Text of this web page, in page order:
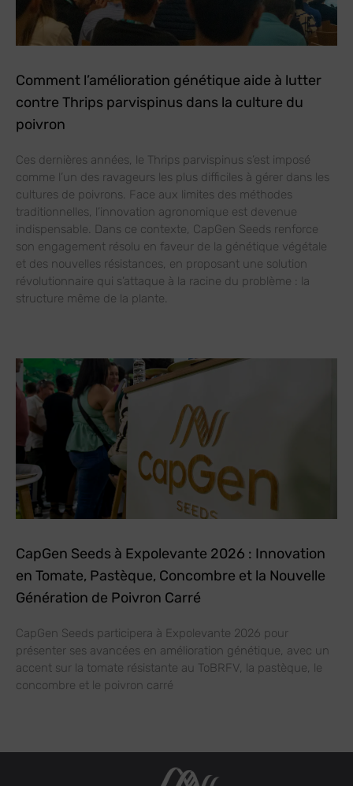
Comment l’amélioration génétique aide à lutter
contre Thrips parvispinus dans la culture du
poivron
Ces dernières années, le Thrips parvispinus s’est imposé
comme l’un des ravageurs les plus difficiles à gérer dans les
cultures de poivrons. Face aux limites des méthodes
traditionnelles, l’innovation agronomique est devenue
indispensable. Dans ce contexte, CapGen Seeds renforce
son engagement résolu en faveur de la génétique végétale
et des nouvelles résistances, en proposant une solution
révolutionnaire qui s’attaque à la racine du problème : la
structure même de la plante.
CapGen Seeds à Expolevante 2026 : Innovation
en Tomate, Pastèque, Concombre et la Nouvelle
Génération de Poivron Carré
CapGen Seeds participera à Expolevante 2026 pour
présenter ses avancées en amélioration génétique, avec un
accent sur la tomate résistante au ToBRFV, la pastèque, le
concombre et le poivron carré